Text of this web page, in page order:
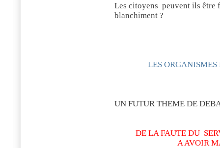
Les citoyens peuvent ils être
blanchiment ?
LES
UN FUTUR THEME DE
DE LA FAUTE DU
A AVOIR